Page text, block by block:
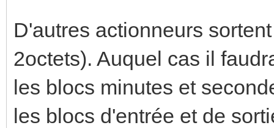
D'autres actionneurs
2octets). Auquel cas il
les blocs minutes et
les blocs d'entrée et de